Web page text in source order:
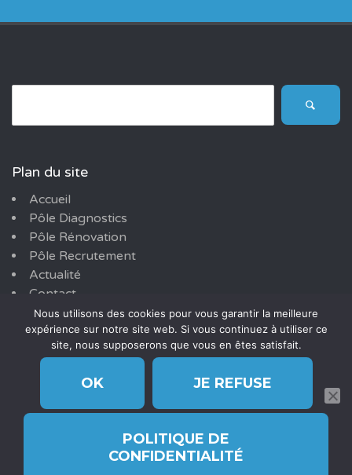
Plan du site
Accueil
Pôle Diagnostics
Pôle Rénovation
Pôle Recrutement
Actualité
Contact
Mentions légales
Politique de confidentialité
© 2026 CABINET DIAGNOSTICS & CONSEILS - IMMOBILIER PARIS
— TOUS DROITS RÉSERVÉS
Nous utilisons des cookies pour vous garantir la meilleure
expérience sur notre site web. Si vous continuez à utiliser ce
site, nous supposerons que vous en êtes satisfait.
OK JE REFUSE
POLITIQUE DE
CONFIDENTIALITÉ